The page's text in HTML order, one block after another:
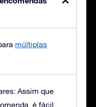
múltiplas
Assim que
é fácil